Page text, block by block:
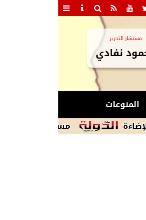
مستشار التحرير
نفادي
المنوعات
مساعد وزير التموين